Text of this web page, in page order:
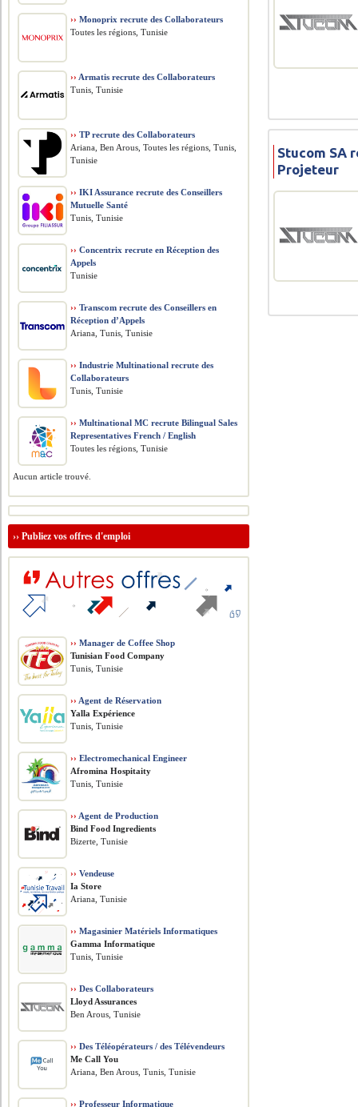
Stucom SA
Projeteur
›› Monoprix recrute des Collaborateurs
Toutes les régions, Tunisie
›› Armatis recrute des Collaborateurs
Tunis, Tunisie
›› TP recrute des Collaborateurs
Ariana, Ben Arous, Toutes les régions, Tunis,
Tunisie
›› IKI Assurance recrute des Conseillers
Mutuelle Santé
Tunis, Tunisie
›› Concentrix recrute en Réception des
Appels
Tunisie
›› Transcom recrute des Conseillers en
Réception d’Appels
Ariana, Tunis, Tunisie
›› Industrie Multinational recrute des
Collaborateurs
Tunis, Tunisie
›› Multinational MC recrute Bilingual Sales
Representatives French / English
Toutes les régions, Tunisie
Aucun article trouvé.
››Publiez vos offres d'emploi
›› Manager de Coffee Shop
Tunisian Food Company
Tunis, Tunisie
›› Agent de Réservation
Yalla Expérience
Tunis, Tunisie
›› Electromechanical Engineer
Afromina Hospitaity
Tunis, Tunisie
›› Agent de Production
Bind Food Ingredients
Bizerte, Tunisie
›› Vendeuse
Ia Store
Ariana, Tunisie
›› Magasinier Matériels Informatiques
Gamma Informatique
Tunis, Tunisie
›› Des Collaborateurs
Lloyd Assurances
Ben Arous, Tunisie
›› Des Téléopérateurs / des Télévendeurs
Me Call You
Ariana, Ben Arous, Tunis, Tunisie
›› Professeur Informatique